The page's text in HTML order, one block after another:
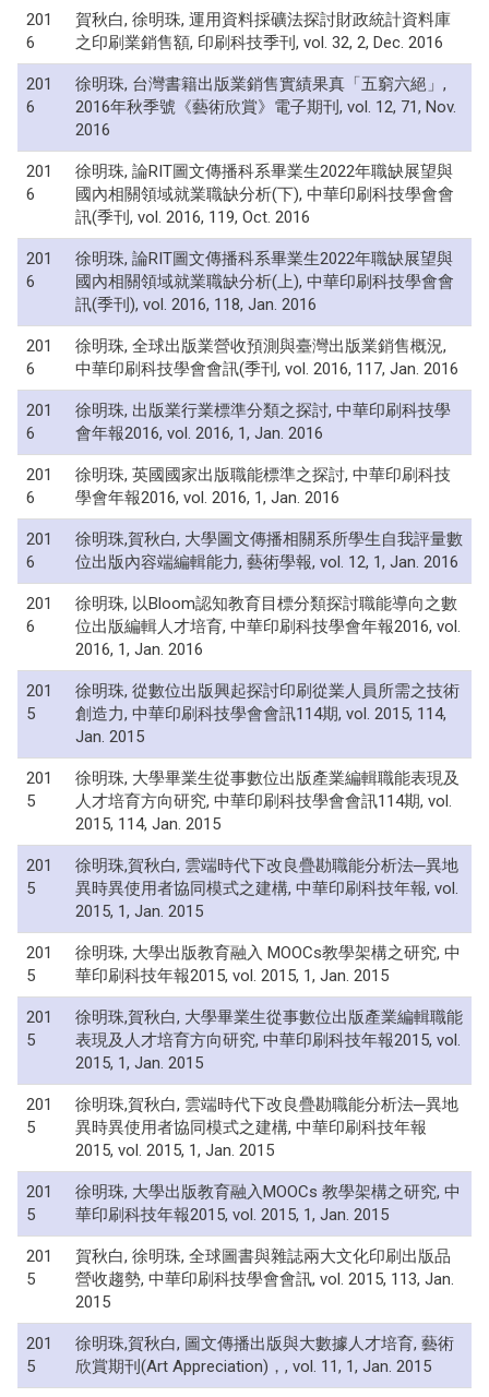
201
6
賀秋白, 徐明珠, 運用資料採礦法探討財政統計資料庫
之印刷業銷售額, 印刷科技季刊, vol. 32, 2, Dec. 2016
201
6
徐明珠, 台灣書籍出版業銷售實績果真「五窮六絕」,
2016年秋季號《藝術欣賞》電子期刊, vol. 12, 71, Nov.
2016
201
6
徐明珠, 論RIT圖文傳播科系畢業生2022年職缺展望與
國內相關領域就業職缺分析(下), 中華印刷科技學會會
訊(季刊, vol. 2016, 119, Oct. 2016
201
6
徐明珠, 論RIT圖文傳播科系畢業生2022年職缺展望與
國內相關領域就業職缺分析(上), 中華印刷科技學會會
訊(季刊), vol. 2016, 118, Jan. 2016
201
6
徐明珠, 全球出版業營收預測與臺灣出版業銷售概況,
中華印刷科技學會會訊(季刊, vol. 2016, 117, Jan. 2016
201
6
徐明珠, 出版業行業標準分類之探討, 中華印刷科技學
會年報2016, vol. 2016, 1, Jan. 2016
201
6
徐明珠, 英國國家出版職能標準之探討, 中華印刷科技
學會年報2016, vol. 2016, 1, Jan. 2016
201
6
徐明珠,賀秋白, 大學圖文傳播相關系所學生自我評量數
位出版內容端編輯能力, 藝術學報, vol. 12, 1, Jan. 2016
201
6
徐明珠, 以Bloom認知教育目標分類探討職能導向之數
位出版編輯人才培育, 中華印刷科技學會年報2016, vol.
2016, 1, Jan. 2016
201
5
徐明珠, 從數位出版興起探討印刷從業人員所需之技術
創造力, 中華印刷科技學會會訊114期, vol. 2015, 114,
Jan. 2015
201
5
徐明珠, 大學畢業生從事數位出版產業編輯職能表現及
人才培育方向研究, 中華印刷科技學會會訊114期, vol.
2015, 114, Jan. 2015
201
5
徐明珠,賀秋白, 雲端時代下改良疊勘職能分析法─異地
異時異使用者協同模式之建構, 中華印刷科技年報, vol.
2015, 1, Jan. 2015
201
5
徐明珠, 大學出版教育融入 MOOCs教學架構之研究, 中
華印刷科技年報2015, vol. 2015, 1, Jan. 2015
201
5
徐明珠,賀秋白, 大學畢業生從事數位出版產業編輯職能
表現及人才培育方向研究, 中華印刷科技年報2015, vol.
2015, 1, Jan. 2015
201
5
徐明珠,賀秋白, 雲端時代下改良疊勘職能分析法─異地
異時異使用者協同模式之建構, 中華印刷科技年報
2015, vol. 2015, 1, Jan. 2015
201
5
徐明珠, 大學出版教育融入MOOCs 教學架構之研究, 中
華印刷科技年報2015, vol. 2015, 1, Jan. 2015
201
5
賀秋白, 徐明珠, 全球圖書與雜誌兩大文化印刷出版品
營收趨勢, 中華印刷科技學會會訊, vol. 2015, 113, Jan.
2015
201
5
徐明珠,賀秋白, 圖文傳播出版與大數據人才培育, 藝術
欣賞期刊(Art Appreciation)，, vol. 11, 1, Jan. 2015